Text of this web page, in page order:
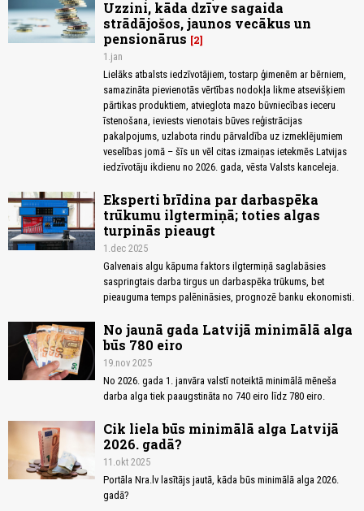
Uzzini, kāda dzīve sagaida
strādājošos, jaunos vecākus un
pensionārus
2
1.jan
Lielāks atbalsts iedzīvotājiem, tostarp ģimenēm ar bērniem,
samazināta pievienotās vērtības nodokļa likme atsevišķiem
pārtikas produktiem, atvieglota mazo būvniecības ieceru
īstenošana, ieviests vienotais būves reģistrācijas
pakalpojums, uzlabota rindu pārvaldība uz izmeklējumiem
veselības jomā – šīs un vēl citas izmaiņas ietekmēs Latvijas
iedzīvotāju ikdienu no 2026. gada, vēsta Valsts kanceleja.
Eksperti brīdina par darbaspēka
trūkumu ilgtermiņā; toties algas
turpinās pieaugt
1.dec 2025
Galvenais algu kāpuma faktors ilgtermiņā saglabāsies
saspringtais darba tirgus un darbaspēka trūkums, bet
pieauguma temps palēnināsies, prognozē banku ekonomisti.
No jaunā gada Latvijā minimālā alga
būs 780 eiro
19.nov 2025
No 2026. gada 1. janvāra valstī noteiktā minimālā mēneša
darba alga tiek paaugstināta no 740 eiro līdz 780 eiro.
Cik liela būs minimālā alga Latvijā
2026. gadā?
11.okt 2025
Portāla Nra.lv lasītājs jautā, kāda būs minimālā alga 2026.
gadā?